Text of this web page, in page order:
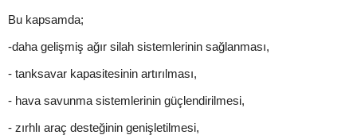
Bu kapsamda;
-daha gelişmiş ağır silah sistemlerinin sağlanması,
- tanksavar kapasitesinin artırılması,
- hava savunma sistemlerinin güçlendirilmesi,
- zırhlı araç desteğinin genişletilmesi,